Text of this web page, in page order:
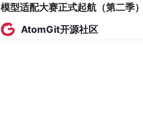
模型适配大赛正式起航（第二季）
AtomGit开源社区